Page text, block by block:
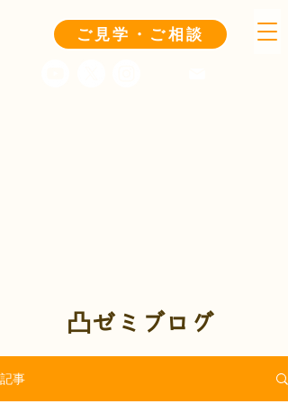
ご見学・ご相談
凸ゼミブログ
記事